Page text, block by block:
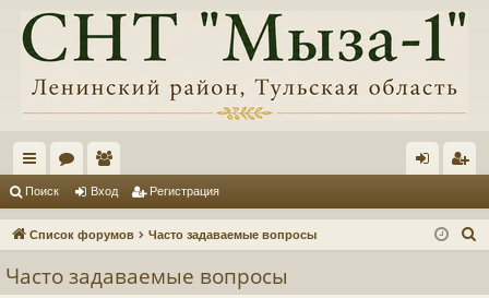
с
ы ум
ол
ьз
ат
д ис
Поиск Вход Регистрация
Список форумов Часто задаваемые вопросы
Часто задаваемые вопросы